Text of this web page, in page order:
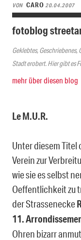
VON CARO20.04.2007
fotoblog
Geklebtes, Geschriebenes,
Stadt erobert. Hier gibt es
mehr über diesen blog
Le M.U.R.
Unter diesem
Verein zur
wie sie es selbst
Oeffentlichkeit zu
der Strassenecke
11.
Ohren bizarr